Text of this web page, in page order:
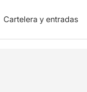
Cartelera y entradas
Fotos y vídeos